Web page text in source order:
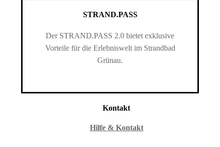
STRAND.PASS
Der STRAND.PASS 2.0 bietet exklusive
Vorteile für die Erlebniswelt im Strandbad
Grünau.
Kontakt
Hilfe & Kontakt